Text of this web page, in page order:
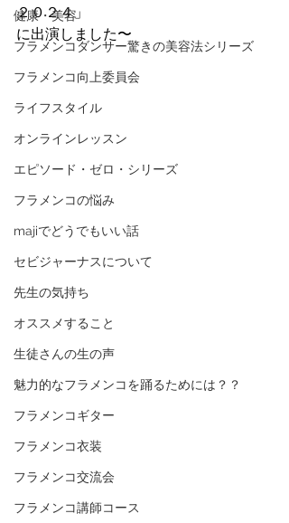
健康・美容
フラメンコダンサー驚きの美容法シリーズ
フラメンコ向上委員会
ライフスタイル
オンラインレッスン
エピソード・ゼロ・シリーズ
フラメンコの悩み
majiでどうでもいい話
セビジャーナスについて
先生の気持ち
オススメすること
生徒さんの生の声
魅力的なフラメンコを踊るためには？？
フラメンコギター
フラメンコ衣装
フラメンコ交流会
フラメンコ講師コース
２０２４」
に出演しました〜